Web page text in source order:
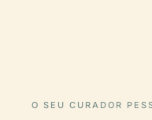
O SEU CURADOR